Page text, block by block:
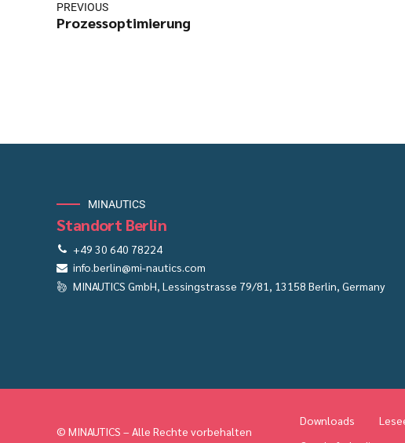
PREVIOUS
Prozessoptimierung
MINAUTICS
Standort Berlin
+49 30 640 78224
info.berlin@mi-nautics.com
MINAUTICS GmbH, Lessingstrasse 79/81, 13158 Berlin, Germany
© MINAUTICS – Alle Rechte vorbehalten
Downloads